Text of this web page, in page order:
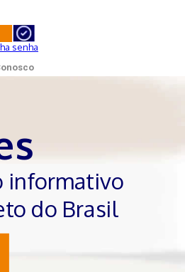
senha
informativo
do Brasil